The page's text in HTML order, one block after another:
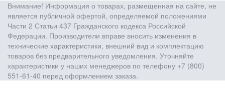
Внимание! Информация о товарах, размещенная на сайте, не
является публичной офертой, определяемой положениями
Части 2 Статьи 437 Гражданского кодекса Российской
Федерации. Производители вправе вносить изменения в
технические характеристики, внешний вид и комплектацию
товаров без предварительного уведомления. Уточняйте
характеристики у наших менеджеров по телефону +7 (800)
551-61-40 перед оформлением заказа.